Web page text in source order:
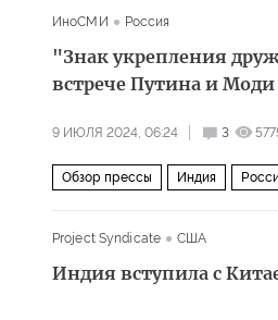
ИноСМИ Россия
"Знак укрепления
встрече Путина и Моди
9 ИЮЛЯ 2024, 06:24 3
Обзор прессы Индия
Project Syndicate
США
Индия вступила с